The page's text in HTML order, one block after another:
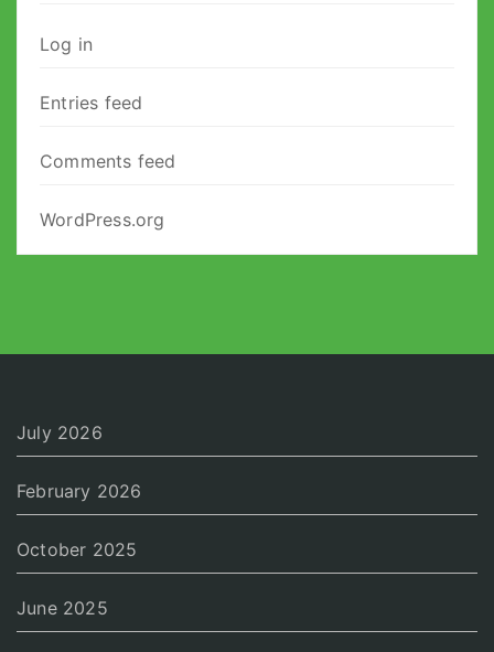
Log in
Entries feed
Comments feed
WordPress.org
July 2026
February 2026
October 2025
June 2025